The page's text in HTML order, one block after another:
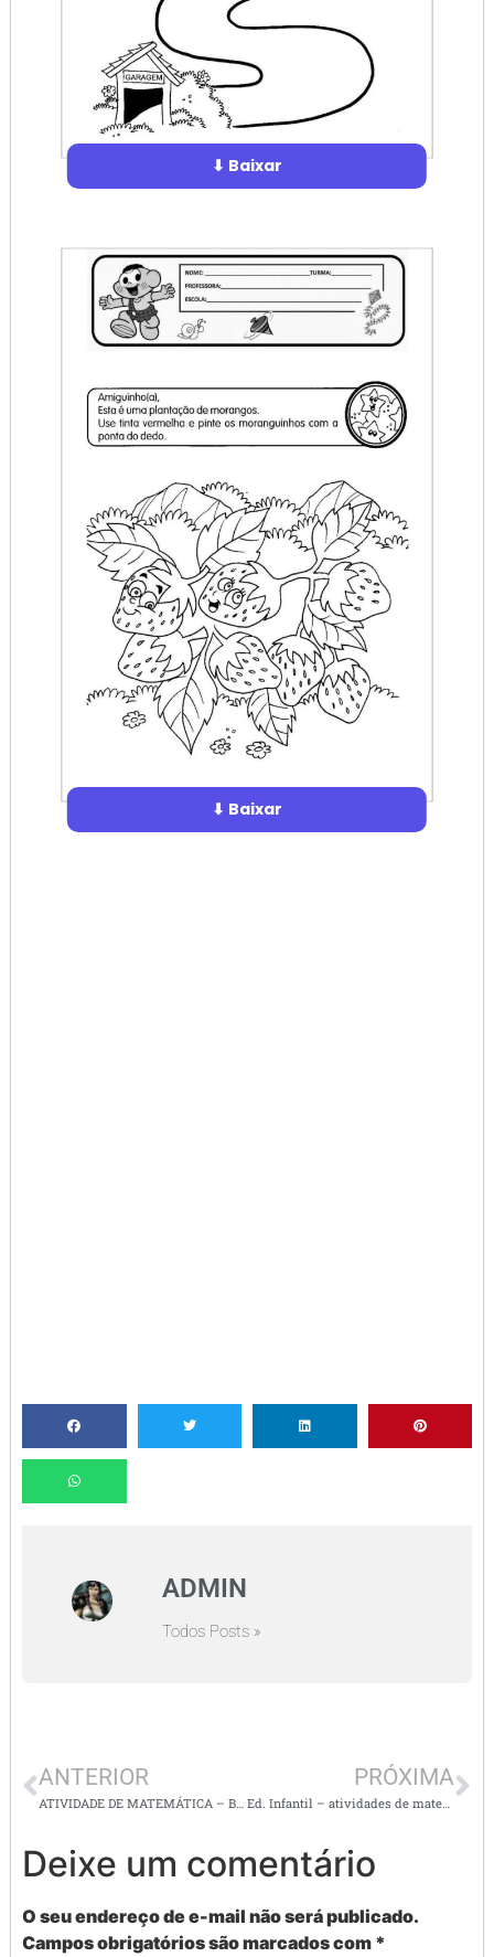
⬇ Baixar
⬇ Baixar
ADMIN
Todos Posts »
ANTERIOR
ATIVIDADE DE MATEMÁTICA – BINGO DAS FRAÇÕES – Habilidades da BNCC (EF04MA09) .
PRÓXIMA
Ed. Infantil – atividades de matemática envolvendo números de 0 a 10
Deixe um comentário
O seu endereço de e-mail não será publicado.
Campos obrigatórios são marcados com *